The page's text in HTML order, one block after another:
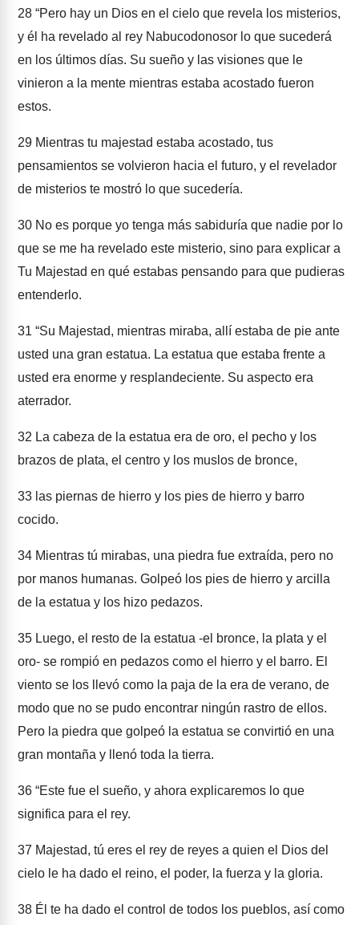
28 “Pero hay un Dios en el cielo que revela los misterios,
y él ha revelado al rey Nabucodonosor lo que sucederá
en los últimos días. Su sueño y las visiones que le
vinieron a la mente mientras estaba acostado fueron
estos.
29 Mientras tu majestad estaba acostado, tus
pensamientos se volvieron hacia el futuro, y el revelador
de misterios te mostró lo que sucedería.
30 No es porque yo tenga más sabiduría que nadie por lo
que se me ha revelado este misterio, sino para explicar a
Tu Majestad en qué estabas pensando para que pudieras
entenderlo.
31 “Su Majestad, mientras miraba, allí estaba de pie ante
usted una gran estatua. La estatua que estaba frente a
usted era enorme y resplandeciente. Su aspecto era
aterrador.
32 La cabeza de la estatua era de oro, el pecho y los
brazos de plata, el centro y los muslos de bronce,
33 las piernas de hierro y los pies de hierro y barro
cocido.
34 Mientras tú mirabas, una piedra fue extraída, pero no
por manos humanas. Golpeó los pies de hierro y arcilla
de la estatua y los hizo pedazos.
35 Luego, el resto de la estatua -el bronce, la plata y el
oro- se rompió en pedazos como el hierro y el barro. El
viento se los llevó como la paja de la era de verano, de
modo que no se pudo encontrar ningún rastro de ellos.
Pero la piedra que golpeó la estatua se convirtió en una
gran montaña y llenó toda la tierra.
36 “Este fue el sueño, y ahora explicaremos lo que
significa para el rey.
37 Majestad, tú eres el rey de reyes a quien el Dios del
cielo le ha dado el reino, el poder, la fuerza y la gloria.
38 Él te ha dado el control de todos los pueblos, así como